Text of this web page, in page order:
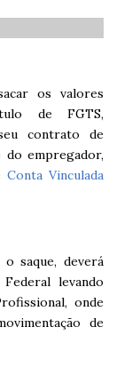
os valores
de FGTS,
contrato de
empregador,
Vinculada
saque, deverá
levando
onde
de